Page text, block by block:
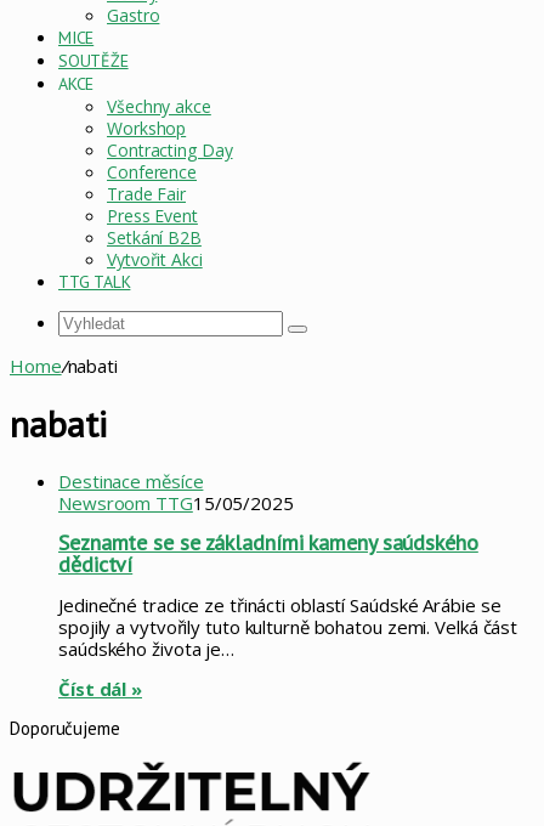
Gastro
MICE
SOUTĚŽE
AKCE
Všechny akce
Workshop
Contracting Day
Conference
Trade Fair
Press Event
Setkání B2B
Vytvořit Akci
TTG TALK
Vyhledat
Home/nabati
nabati
Destinace měsíce
Newsroom TTG15/05/2025
Seznamte se se základními kameny saúdského
dědictví
Jedinečné tradice ze třinácti oblastí Saúdské Arábie se
spojily a vytvořily tuto kulturně bohatou zemi. Velká část
saúdského života je…
Číst dál »
Doporučujeme